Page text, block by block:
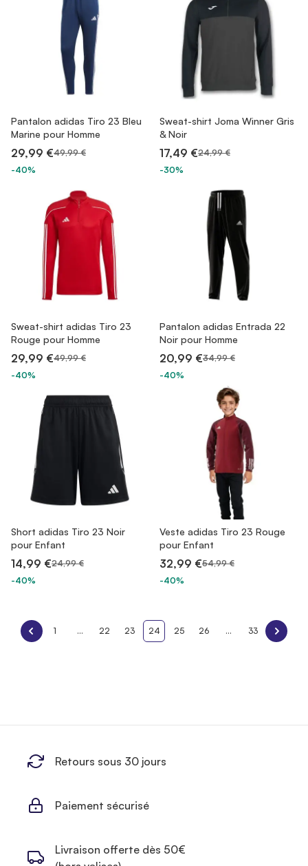
Pantalon adidas Tiro 23 Bleu
Marine pour Homme
29,99 €49,99 €
-40%
Sweat-shirt Joma Winner Gris
& Noir
17,49 €24,99 €
-30%
Sweat-shirt adidas Tiro 23
Rouge pour Homme
29,99 €49,99 €
-40%
Pantalon adidas Entrada 22
Noir pour Homme
20,99 €34,99 €
-40%
Short adidas Tiro 23 Noir
pour Enfant
14,99 €24,99 €
-40%
Veste adidas Tiro 23 Rouge
pour Enfant
32,99 €54,99 €
-40%
1 ... 22 23 24 25 26 ... 33
Retours sous 30 jours
Paiement sécurisé
Livraison offerte dès 50€